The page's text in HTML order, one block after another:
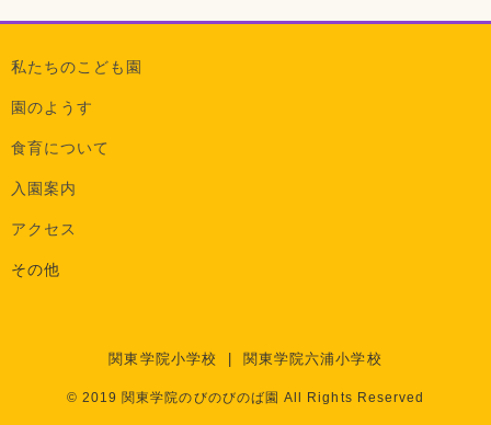
私たちのこども園
園のようす
食育について
入園案内
アクセス
その他
関東学院小学校 関東学院六浦小学校
© 2019 関東学院のびのびのば園 All Rights Reserved